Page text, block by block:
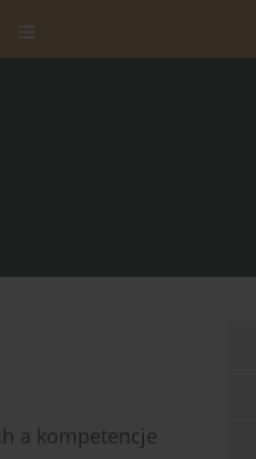
a kompetencje